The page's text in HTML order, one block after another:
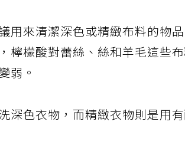
用來清潔深色或精緻布料的物
檸檬酸對蕾絲、絲和羊毛這些
弱。
深色衣物，而精緻衣物則是用有